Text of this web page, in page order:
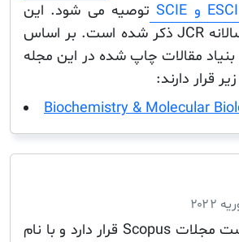
توصیه می شود. این
مجله در لیست سالانه JCR ذکر شده است. بر اساس
چاپ شده در این مجله
Biochemistry &
این مجله در فهرست مجلات Scopus قرار دارد و با نام